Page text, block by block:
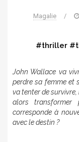
Magalie /
#thriller
John Wallace va
perdre sa femme et
va tenter de survivre,
alors transformer
corresponde à
avec le destin ?